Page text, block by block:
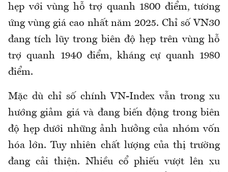
hẹp với vùng hỗ trợ quanh 1800 điểm, tương
ứng vùng giá cao nhất năm 2025. Chỉ số VN30
đang tích lũy trong biên độ hẹp trên vùng hỗ
trợ quanh 1940 điểm, kháng cự quanh 1980
điểm.
Mặc dù chỉ số chính VN-Index vẫn trong xu
hướng giảm giá và đang biến động trong biên
độ hẹp dưới những ảnh hưởng của nhóm vốn
hóa lớn. Tuy nhiên chất lượng của thị trường
đang cải thiện. Nhiều cổ phiếu vượt lên xu